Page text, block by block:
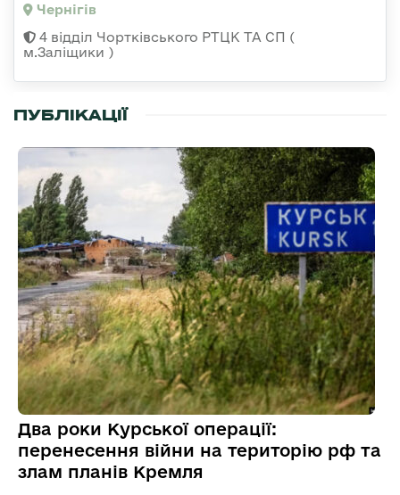
Чернігів
4 відділ Чортківського РТЦК ТА СП (
м.Заліщики )
ПУБЛІКАЦІЇ
Два роки Курської операції:
перенесення війни на територію рф та
злам планів Кремля